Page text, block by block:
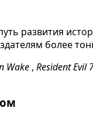
развития
более
Wake , Resident Evil